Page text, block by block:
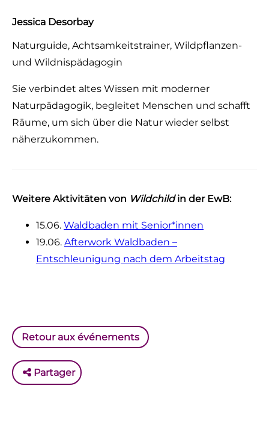
Jessica Desorbay
Naturguide, Achtsamkeitstrainer, Wildpflanzen-
und Wildnispädagogin
Sie verbindet altes Wissen mit moderner
Naturpädagogik, begleitet Menschen und schafft
Räume, um sich über die Natur wieder selbst
näherzukommen.
Weitere Aktivitäten von Wildchildin der EwB:
15.06. Waldbaden mit Senior*innen
19.06. Afterwork Waldbaden –
Entschleunigung nach dem Arbeitstag
Retour aux événements
Partager